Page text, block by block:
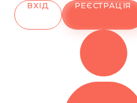
ВХІД РЕЄСТРАЦІЯ